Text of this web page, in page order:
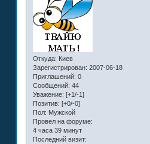
Откуда: Киев
Зарегистрирован: 2007-06-18
Приглашений: 0
Сообщений: 44
Уважение: [+1/-1]
Позитив: [+0/-0]
Пол: Мужской
Провел на форуме:
4 часа 39 минут
Последний визит: